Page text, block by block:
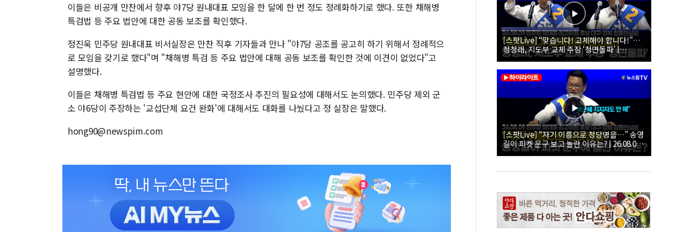
이들은 비공개 만찬에서 향후 야7당 원내대표 모임을 한 달에 한 번 정도 정례화하기로 했다. 또한 채해병
특검법 등 주요 법안에 대한 공동 보조를 확인했다.
정진욱 민주당 원내대표 비서실장은 만찬 직후 기자들과 만나 "야7당 공조를 공고히 하기 위해서 정례적으
로 모임을 갖기로 했다"며 "채해병 특검 등 주요 법안에 대해 공동 보조를 확인한 것에 이견이 없었다"고
설명했다.
이들은 채해병 특검법 등 주요 현안에 대한 국정조사 추진의 필요성에 대해서도 논의했다. 민주당 제외 군
소 야6당이 주장하는 '교섭단체 요건 완화'에 대해서도 대화를 나눴다고 정 실장은 말했다.
hong90@newspim.com
[스팟Live] “맞습니다! 교체해야 합니다!”…
정청래, 지도부 교체 주장 ‘정면돌파’ |
26.08.09 더불어민주당 당대표·최고위원 후
보 대구·경북 합동연설회
[스팟Live] “자기 이름으로 정당명을…” 송영
길이 피켓 문구 보고 놀란 이유는? | 26.08.09
더불어민주당 당대표·최고위원 후보 대구·경